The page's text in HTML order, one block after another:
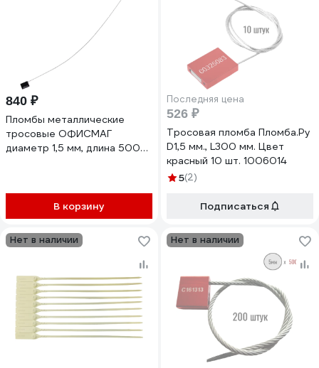
840 ₽
Пломбы металлические
тросовые ОФИСМАГ
диаметр 1,5 мм, длина 500
В корзину
Последняя цена
526 ₽
Тросовая пломба Пломба.Ру
D1,5 мм., L300 мм. Цвет
красный 10 шт. 1006014
5(2)
Подписаться
Нет в наличии Нет в наличии